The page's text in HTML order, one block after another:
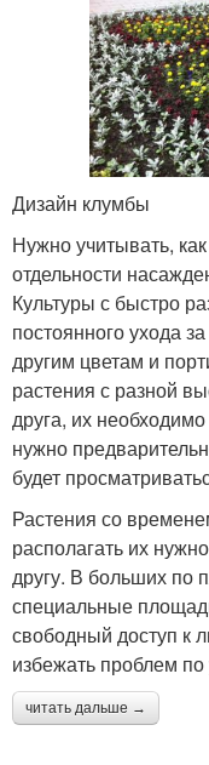
Дизайн клумбы
Нужно учитывать,
отдельности
Культуры с быстро
постоянного ухода
другим цветам и
растения с разной
друга, их
нужно
будет
Растения со
располагать их
другу. В больших по
специальные
свободный доступ к
избежать проблем по
читать дальше →